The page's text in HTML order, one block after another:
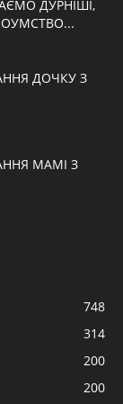
ДУРНІШІ,
ДОЧКУ З
МАМІ З
748
314
200
200